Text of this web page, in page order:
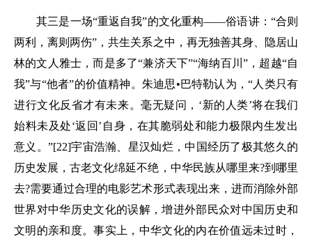
其三是一场“重返自我”的文化重构——俗语讲：“合则
两利，离则两伤”，共生关系之中，再无独善其身、隐居山
林的文人雅士，而是多了“兼济天下”“海纳百川”，超越“自
我”与“他者”的价值精神。朱迪思•巴特勒认为，“人类只有
进行文化反省才有未来。毫无疑问，‘新的人类’将在我们
始料未及处‘返回’自身，在其脆弱处和能力极限内生发出
意义。”[22]宇宙浩瀚、星汉灿烂，中国经历了极其悠久的
历史发展，古老文化绵延不绝，中华民族从哪里来?到哪里
去?需要通过合理的电影艺术形式表现出来，进而消除外部
世界对中华历史文化的误解，增进外部民众对中国历史和
文明的亲和度。事实上，中华文化的内在价值远未过时，